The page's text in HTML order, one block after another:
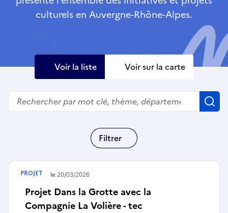
culturels en Auvergne-Rhône-Alpes.
Voir la liste Voir sur la carte
Rechercher
Filtrer
Projet Dans la Grotte avec la
Compagnie La Volière - tec
Terminé le20/03/2026
PROJET